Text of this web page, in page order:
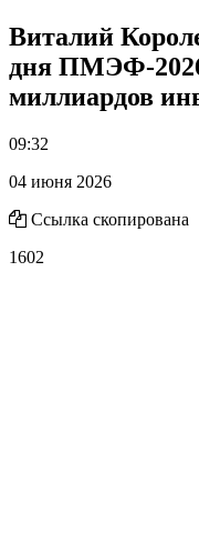
Виталий
дня ПМЭФ-
миллиардов
09:32
04 июня 2026
Ссылка скопирована
1602